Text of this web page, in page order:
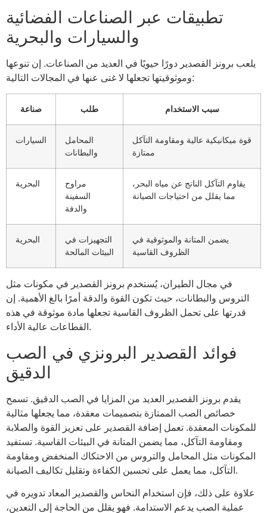
تطبيقات عبر الصناعات الفضائية
والسيارات والبحرية
يلعب برونز القصدير دورًا حيويًا في العديد من الصناعات. إن تنوعها
وموثوقيتها تجعلها لا غنى عنها في المجالات التالية:
صناعة طلب سبب الاستخدام
السيارات
المحامل
والبطانات
قوة ميكانيكية عالية ومقاومة التآكل
ممتازة
البحرية
مراوح
السفينة
والدفة
يقاوم التآكل الناتج عن مياه البحر،
مما يقلل من احتياجات الصيانة
البحرية
التجهيزات في
البيئات المالحة
يضمن المتانة والموثوقية في
الظروف القاسية
في مجال الطيران، يُستخدم برونز القصدير في مكونات مثل
التروس والبطانات، حيث تكون القوة والدقة أمرًا بالغ الأهمية. إن
قدرتها على تحمل الظروف القاسية تجعلها مادة موثوقة في هذه
القطاعات عالية الأداء.
فوائد القصدير البرونزي في الصب
الدقيق
يقدم برونز القصدير العديد من المزايا في الصب الدقيق. تسمح
خصائص الصب الممتازة بتصميمات معقدة، مما يجعلها مثالية
للمكونات المعقدة. تعمل إضافة القصدير على تعزيز القوة والصلابة
ومقاومة التآكل، مما يضمن المتانة في البيئات القاسية. تستفيد
المكونات مثل المحامل والتروس من الاحتكاك المنخفض ومقاومة
التآكل، مما يعمل على تحسين الكفاءة وتقليل تكاليف الصيانة.
علاوة على ذلك، فإن استخدام النحاس والقصدير المعاد تدويره في
عملية الصب يدعم الاستدامة. فهو يقلل من الحاجة إلى التعدين،